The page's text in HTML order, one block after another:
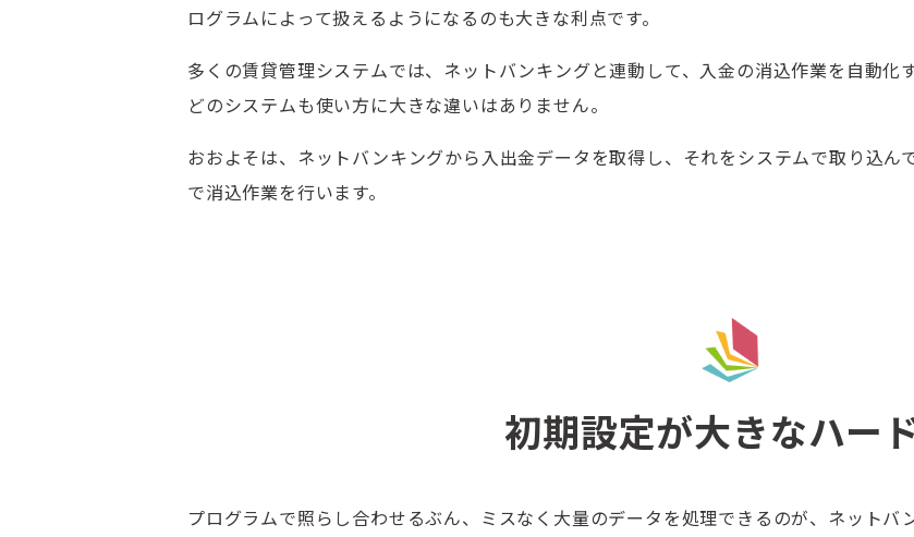
ログラムによって扱えるようになるのも大きな利点です。
多くの賃貸管理システムでは、ネットバンキングと連動して、入金の消込作業を自動化
どのシステムも使い方に大きな違いはありません。
おおよそは、ネットバンキングから入出金データを取得し、それをシステムで取り込ん
で消込作業を行います。
初期設定が大きなハー
プログラムで照らし合わせるぶん、ミスなく大量のデータを処理できるのが、ネット